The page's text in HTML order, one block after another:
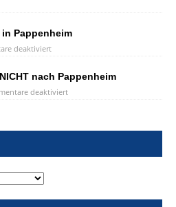
Pappenheim
deaktiviert
nach Pappenheim
deaktiviert